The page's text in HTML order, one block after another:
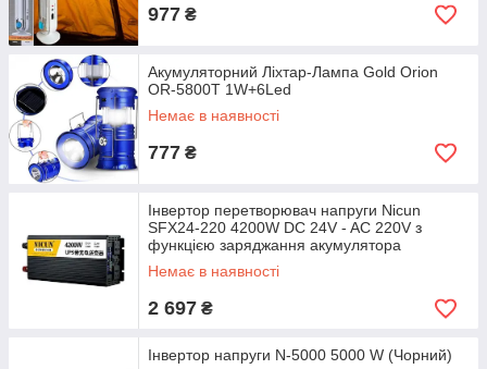
977 ₴
Акумуляторний Ліхтар-Лампа Gold Orion
OR-5800T 1W+6Led
Немає в наявності
777 ₴
Інвертор перетворювач напруги Nicun
SFX24-220 4200W DC 24V - AC 220V з
функцією заряджання акумулятора
Немає в наявності
2 697 ₴
Інвертор напруги N-5000 5000 W (Чорний)